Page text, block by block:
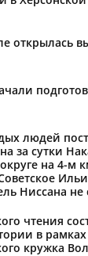
открылась
людей
за сутки
на 4-м
Ниссана не
чтения
в рамках
кружка